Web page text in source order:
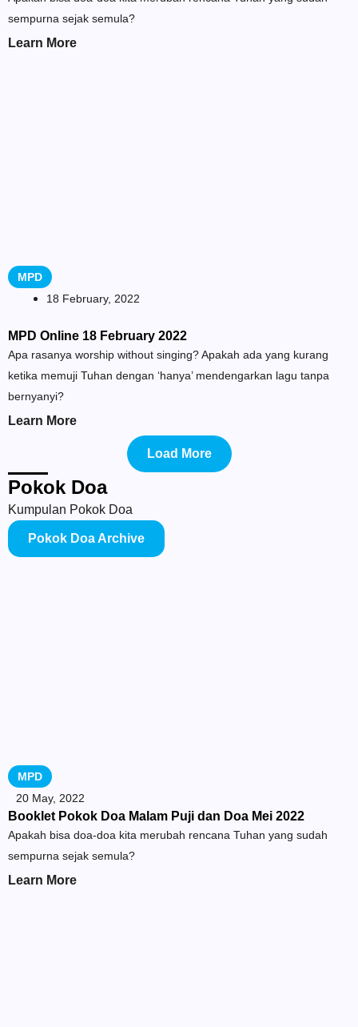
sempurna sejak semula?
Learn More
MPD
18 February, 2022
MPD Online 18 February 2022
Apa rasanya worship without singing? Apakah ada yang kurang
ketika memuji Tuhan dengan ‘hanya’ mendengarkan lagu tanpa
bernyanyi?
Learn More
Load More
Pokok Doa
Kumpulan Pokok Doa
Pokok Doa Archive
MPD
20 May, 2022
Booklet Pokok Doa Malam Puji dan Doa Mei 2022
Apakah bisa doa-doa kita merubah rencana Tuhan yang sudah
sempurna sejak semula?
Learn More